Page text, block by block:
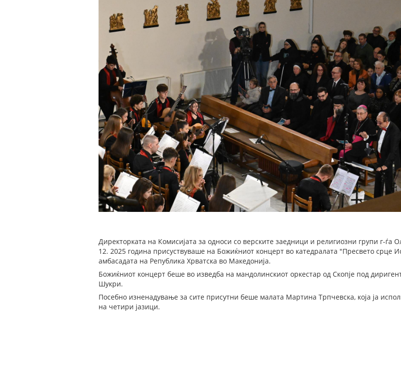
Директорката на Комисијата за односи со верските заедници и религиозни групи г-ѓа
12. 2025 година присуствуваше на Божиќниот концерт во катедралата "Пресвето срце
амбасадата на Република Хрватска во Македонија.
Божиќниот концерт беше во изведба на мандолинскиот оркестар од Скопје под
Шукри.
Посебно изненадување за сите присутни беше малата Мартина Трпчевска, која ја
на четири јазици.